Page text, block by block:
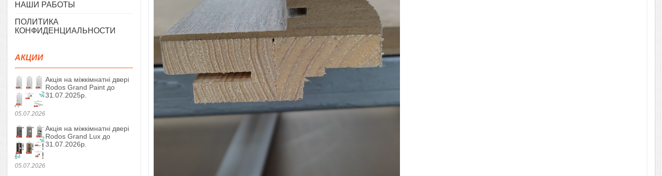
НАШИ РАБОТЫ
ПОЛИТИКА
КОНФИДЕНЦИАЛЬНОСТИ
АКЦИИ
05.07.2026
Акція на міжкімнатні двері
Rodos Grand Paint до
31.07.2025р.
05.07.2026
Акція на міжкімнатні двері
Rodos Grand Lux до
31.07.2026р.